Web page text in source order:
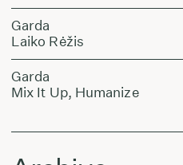
Garda
Laiko Rėžis
Garda
Mix It Up, Humanize